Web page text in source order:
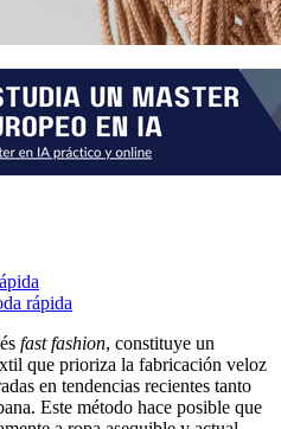
rápida
fast fashion, constituye un
que prioriza la fabricación veloz
en tendencias recientes tanto
Este método hace posible que